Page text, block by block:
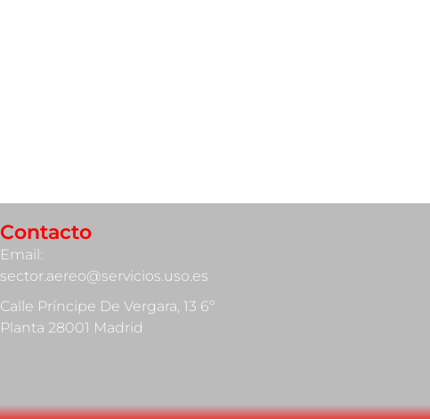
Contacto
Email:
sector.aereo@servicios.uso.es
Calle Príncipe De Vergara, 13 6º
Planta 28001 Madrid